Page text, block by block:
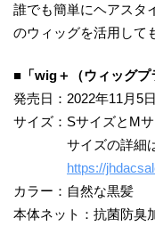
誰でも簡単にヘアスタ
のウィッグを活用して
■「wig＋（ウィッグプ
発売日：2022年11月5
サイズ：SサイズとM
サイズの詳細は商
https://
カラー：自然な黒髪
本体ネット：抗菌防臭